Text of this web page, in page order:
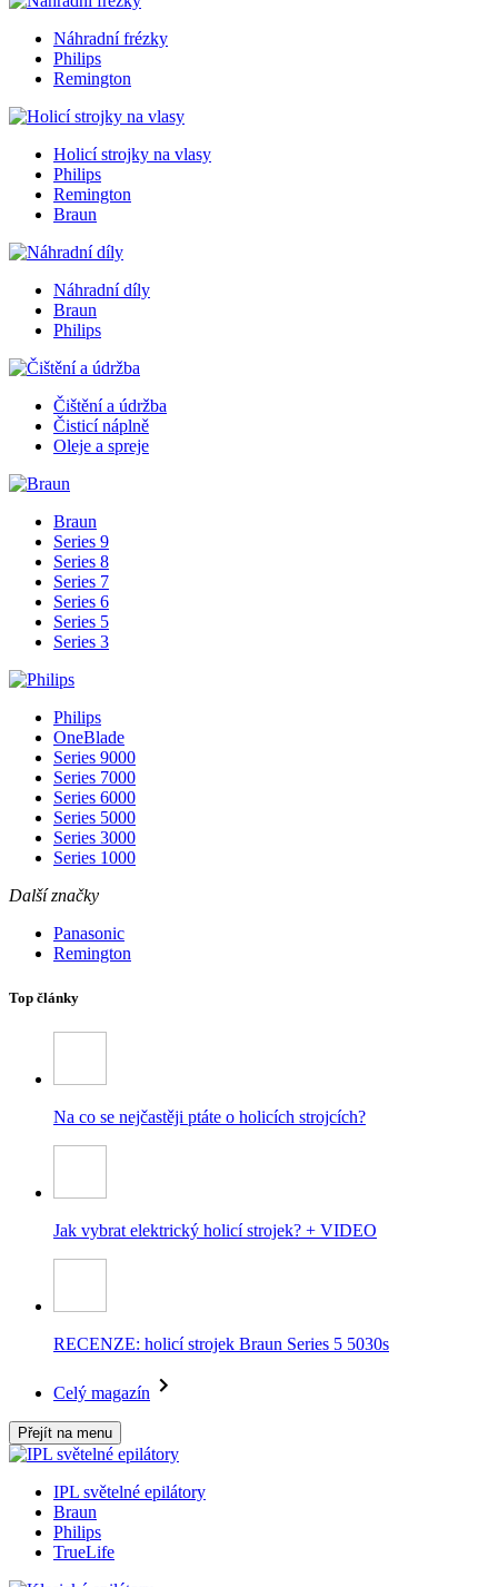
Náhradní frézky
Philips
Remington
Holicí strojky na vlasy
Philips
Remington
Braun
Náhradní díly
Braun
Philips
Čištění a údržba
Čisticí náplně
Oleje a spreje
Braun
Series 9
Series 8
Series 7
Series 6
Series 5
Series 3
Philips
OneBlade
Series 9000
Series 7000
Series 6000
Series 5000
Series 3000
Series 1000
Další značky
Panasonic
Remington
Top články
Na co se nejčastěji ptáte o holicích strojcích?
Jak vybrat elektrický holicí strojek? + VIDEO
RECENZE: holicí strojek Braun Series 5 5030s
Celý magazín
Přejít na menu
IPL světelné epilátory
Braun
Philips
TrueLife